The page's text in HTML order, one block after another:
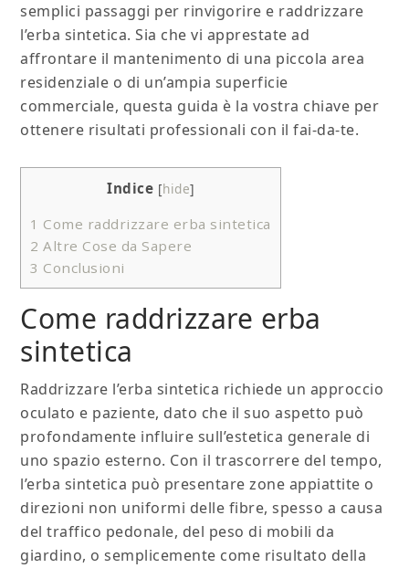
semplici passaggi per rinvigorire e raddrizzare
l’erba sintetica. Sia che vi apprestate ad
affrontare il mantenimento di una piccola area
residenziale o di un’ampia superficie
commerciale, questa guida è la vostra chiave per
ottenere risultati professionali con il fai-da-te.
Indice [hide]
1 Come raddrizzare erba sintetica
2 Altre Cose da Sapere
3 Conclusioni
Come raddrizzare erba
sintetica
Raddrizzare l’erba sintetica richiede un approccio
oculato e paziente, dato che il suo aspetto può
profondamente influire sull’estetica generale di
uno spazio esterno. Con il trascorrere del tempo,
l’erba sintetica può presentare zone appiattite o
direzioni non uniformi delle fibre, spesso a causa
del traffico pedonale, del peso di mobili da
giardino, o semplicemente come risultato della